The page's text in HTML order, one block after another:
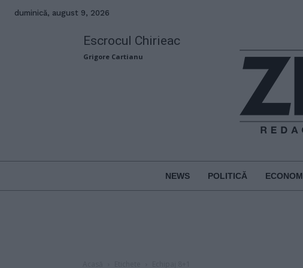
duminică, august 9, 2026
Escrocul Chirieac
Grigore Cartianu
NEWS POLITICĂ